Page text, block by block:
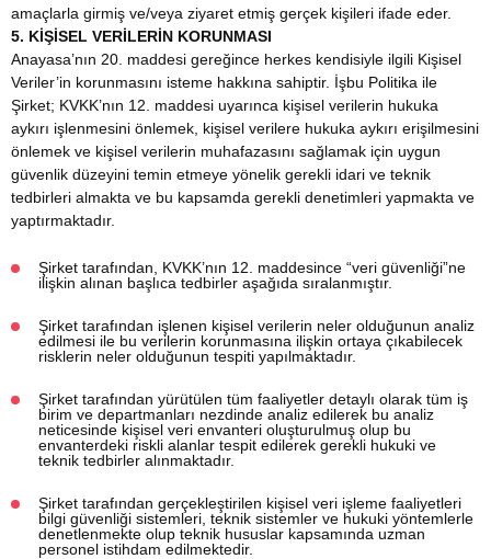
amaçlarla girmiş ve/veya ziyaret etmiş gerçek kişileri ifade eder.
5. KİŞİSEL VERİLERİN KORUNMASI
Anayasa’nın 20. maddesi gereğince herkes kendisiyle ilgili Kişisel
Veriler’in korunmasını isteme hakkına sahiptir. İşbu Politika ile
Şirket; KVKK’nın 12. maddesi uyarınca kişisel verilerin hukuka
aykırı işlenmesini önlemek, kişisel verilere hukuka aykırı erişilmesini
önlemek ve kişisel verilerin muhafazasını sağlamak için uygun
güvenlik düzeyini temin etmeye yönelik gerekli idari ve teknik
tedbirleri almakta ve bu kapsamda gerekli denetimleri yapmakta ve
yaptırmaktadır.
Şirket tarafından, KVKK’nın 12. maddesince “veri güvenliği”ne
ilişkin alınan başlıca tedbirler aşağıda sıralanmıştır.
Şirket tarafından işlenen kişisel verilerin neler olduğunun analiz
edilmesi ile bu verilerin korunmasına ilişkin ortaya çıkabilecek
risklerin neler olduğunun tespiti yapılmaktadır.
Şirket tarafından yürütülen tüm faaliyetler detaylı olarak tüm iş
birim ve departmanları nezdinde analiz edilerek bu analiz
neticesinde kişisel veri envanteri oluşturulmuş olup bu
envanterdeki riskli alanlar tespit edilerek gerekli hukuki ve
teknik tedbirler alınmaktadır.
Şirket tarafından gerçekleştirilen kişisel veri işleme faaliyetleri
bilgi güvenliği sistemleri, teknik sistemler ve hukuki yöntemlerle
denetlenmekte olup teknik hususlar kapsamında uzman
personel istihdam edilmektedir.